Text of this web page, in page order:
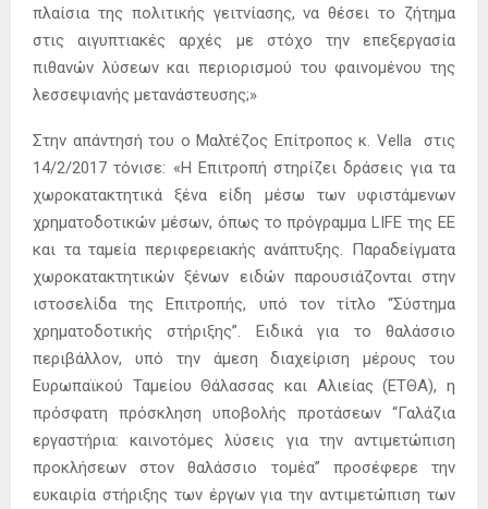
πλαίσια της πολιτικής γειτνίασης, να θέσει το ζήτημα
στις αιγυπτιακές αρχές με στόχο την επεξεργασία
πιθανών λύσεων και περιορισμού του φαινομένου της
λεσσεψιανής μετανάστευσης;»
Στην απάντησή του ο Μαλτέζος Επίτροπος κ. Vella στις
14/2/2017 τόνισε: «Η Επιτροπή στηρίζει δράσεις για τα
χωροκατακτητικά ξένα είδη μέσω των υφιστάμενων
χρηματοδοτικών μέσων, όπως το πρόγραμμα LIFE της ΕΕ
και τα ταμεία περιφερειακής ανάπτυξης. Παραδείγματα
χωροκατακτητικών ξένων ειδών παρουσιάζονται στην
ιστοσελίδα της Επιτροπής, υπό τον τίτλο “Σύστημα
χρηματοδοτικής στήριξης”. Ειδικά για το θαλάσσιο
περιβάλλον, υπό την άμεση διαχείριση μέρους του
Ευρωπαϊκού Ταμείου Θάλασσας και Αλιείας (ΕΤΘΑ), η
πρόσφατη πρόσκληση υποβολής προτάσεων “Γαλάζια
εργαστήρια: καινοτόμες λύσεις για την αντιμετώπιση
προκλήσεων στον θαλάσσιο τομέα” προσέφερε την
ευκαιρία στήριξης των έργων για την αντιμετώπιση των